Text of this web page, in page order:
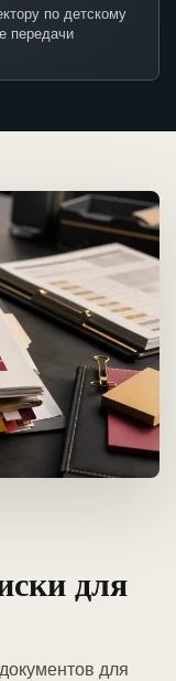
по детскому
передачи
для
для